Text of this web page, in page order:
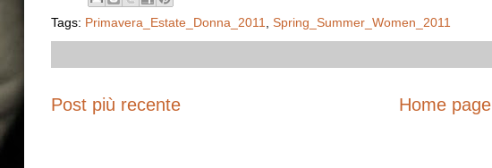
Tags: Primavera_Estate_Donna_2011 Spring_Summer_Women_2011
Post più recente Home page